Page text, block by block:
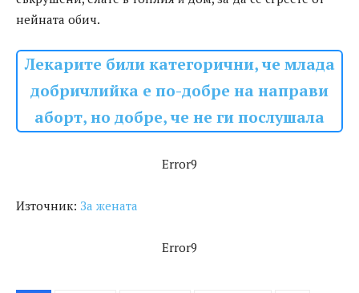
нейната обич.
Лекарите били категорични, че млада
добричлийка е по-добре на направи
аборт, но добре, че не ги послушала
Error9
Източник: За жената
Error9